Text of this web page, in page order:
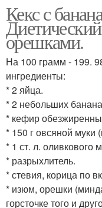
Кекс с
орешками.
На 100 грамм - 199.
ингредиенты:
* 2 яйца.
* 2 небольших
* кефир
* 150 г овсяной муки
* 1 ст. л. оливкового
* разрыхлитель.
* стевия, корица по
* изюм, орешки
горсточке того и